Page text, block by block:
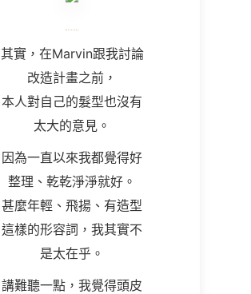
其實，在Marvin跟我討論
改造計畫之前，
本人對自己的髮型也沒有
太大的意見。
因為一直以來我都覺得好
整理、乾乾淨淨就好。
甚麼年輕、飛揚、有造型
這樣的形容詞，我其實不
是太在乎。
講難聽一點，我覺得頭皮